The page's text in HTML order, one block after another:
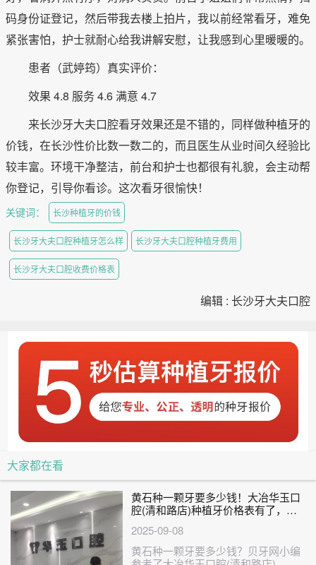
码身份证登记，然后带我去楼上拍片，我以前经常看牙，难免
紧张害怕，护士就耐心给我讲解安慰，让我感到心里暖暖的。
患者（武婷筠）真实评价：
效果 4.8 服务 4.6 满意 4.7
来长沙牙大夫口腔看牙效果还是不错的，同样做种植牙的
价钱，在长沙性价比数一数二的，而且医生从业时间久经验比
较丰富。环境干净整洁，前台和护士也都很有礼貌，会主动帮
你登记，引导你看诊。这次看牙很愉快！
关键词： 长沙种植牙的价钱
长沙牙大夫口腔种植牙怎么样 长沙牙大夫口腔种植牙费用
长沙牙大夫口腔收费价格表
编辑 : 长沙牙大夫口腔
大家都在看
黄石种一颗牙要多少钱！大冶华玉口
腔(清和路店)种植牙价格表有了，德
2025-09-08
黄石种一颗牙要多少钱？贝牙网小编